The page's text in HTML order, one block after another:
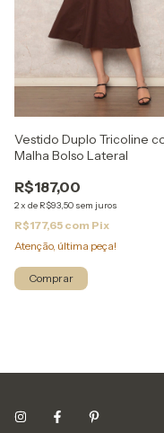
Vestido Duplo Tricoline
Malha Bolso Lateral
R$187,00
2x de R$93,50 sem juros
R$177,65 com Pix
Atenção, última peça!
Comprar